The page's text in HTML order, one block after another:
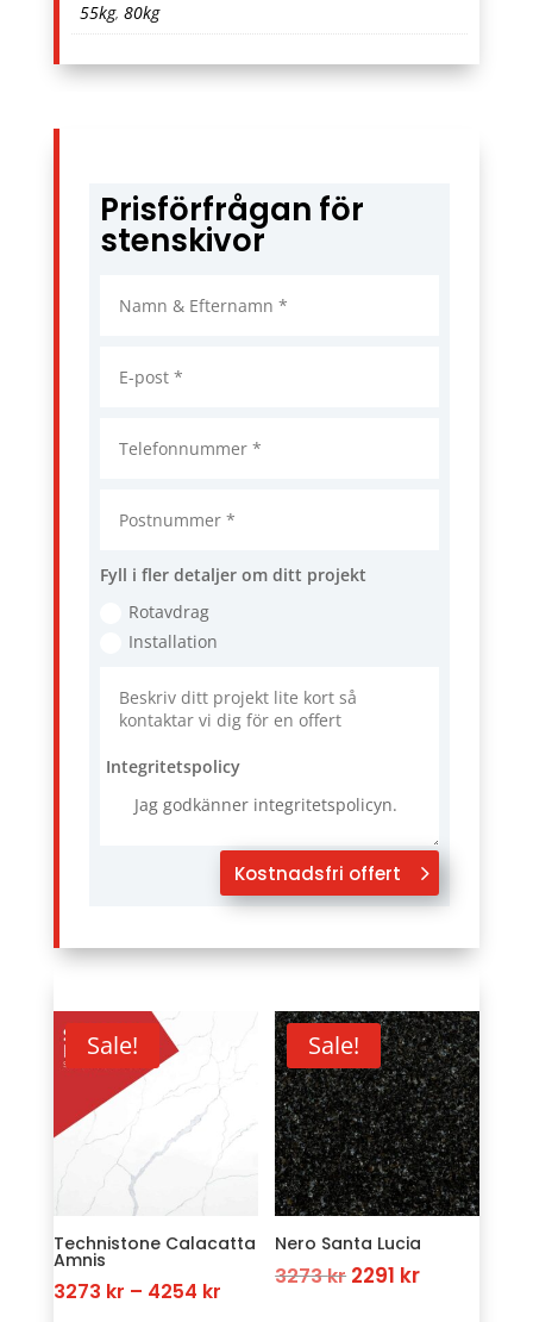
55kg, 80kg
Prisförfrågan för
stenskivor
Fyll i fler detaljer om ditt projekt
Rotavdrag
Installation
Integritetspolicy
Jag godkänner integritetspolicyn.
Kostnadsfri offert
Sale!
Technistone Calacatta
Amnis
3273 kr – 4254 krPrice
Sale!
Nero Santa Lucia
3273kr Original
2291 krCurrent